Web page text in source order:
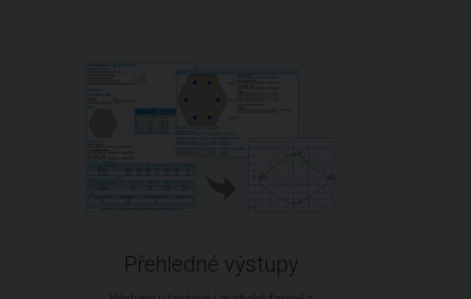
Přehledné výstupy